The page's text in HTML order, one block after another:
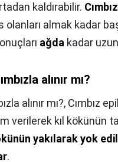
kaldırabilir. Cımbız
almak kadar
ağda kadar
alınır mı?
alınır mı?, Cımbız
verilerek kıl kökünün
yakılarak yok
.